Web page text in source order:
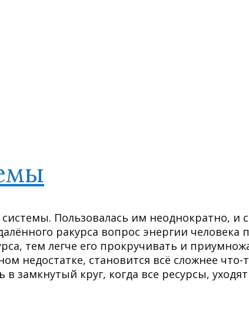
Пользовалась им неоднократно, и
ракурса вопрос энергии человека
тем легче его прокручивать и
недостатке, становится всё сложнее что-
замкнутый круг, когда все ресурсы, уходят